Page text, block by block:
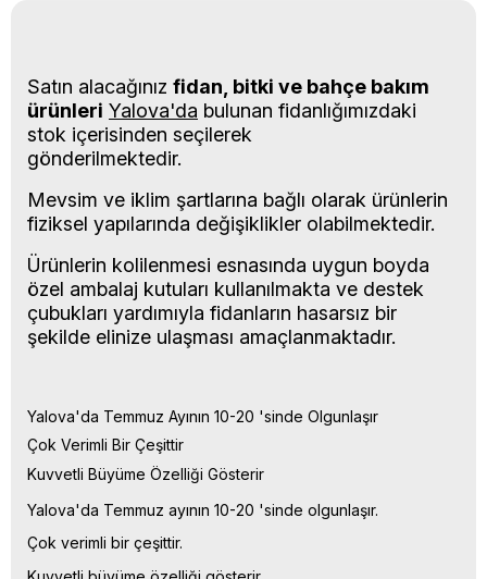
Satın alacağınız fidan, bitki ve bahçe bakım
ürünleri Yalova'da bulunan fidanlığımızdaki
stok içerisinden seçilerek
gönderilmektedir.
Mevsim ve iklim şartlarına bağlı olarak ürünlerin
fiziksel yapılarında değişiklikler olabilmektedir.
Ürünlerin kolilenmesi esnasında uygun boyda
özel ambalaj kutuları kullanılmakta ve destek
çubukları yardımıyla fidanların hasarsız bir
şekilde elinize ulaşması amaçlanmaktadır.
Yalova'da Temmuz Ayının 10-20 'sinde Olgunlaşır
Çok Verimli Bir Çeşittir
Kuvvetli Büyüme Özelliği Gösterir
Yalova'da Temmuz ayının 10-20 'sinde olgunlaşır.
Çok verimli bir çeşittir.